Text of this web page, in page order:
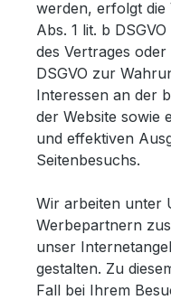
werden, erfolgt die
Abs. 1 lit. b
des Vertrages
DSGVO zur
Interessen an der
der Website sowie
und effektiven
Seitenbesuchs.
Wir arbeiten unter
Werbepartnern
unser
gestalten. Zu
Fall bei Ihrem